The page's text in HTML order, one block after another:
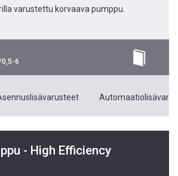
varustettu korvaava pumppu.
6
- High Efficiency